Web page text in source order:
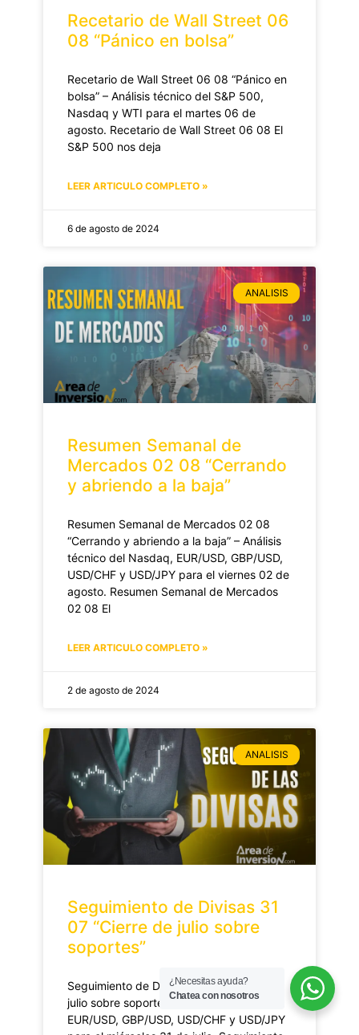
Recetario de Wall Street 06
08 “Pánico en bolsa”
Recetario de Wall Street 06 08 “Pánico en
bolsa” – Análisis técnico del S&P 500,
Nasdaq y WTI para el martes 06 de
agosto. Recetario de Wall Street 06 08 El
S&P 500 nos deja
LEER ARTICULO COMPLETO »
6 de agosto de 2024
ANALISIS
Resumen Semanal de
Mercados 02 08 “Cerrando
y abriendo a la baja”
Resumen Semanal de Mercados 02 08
“Cerrando y abriendo a la baja” – Análisis
técnico del Nasdaq, EUR/USD, GBP/USD,
USD/CHF y USD/JPY para el viernes 02 de
agosto. Resumen Semanal de Mercados
02 08 El
LEER ARTICULO COMPLETO »
2 de agosto de 2024
ANALISIS
Seguimiento de Divisas 31
07 “Cierre de julio sobre
soportes”
Seguimiento de Divisas 31 07 “Cierre de
julio sobre soportes” – Análisis técnico del
EUR/USD, GBP/USD, USD/CHF y USD/JPY
¿Necesitas ayuda?
Chatea con nosotros